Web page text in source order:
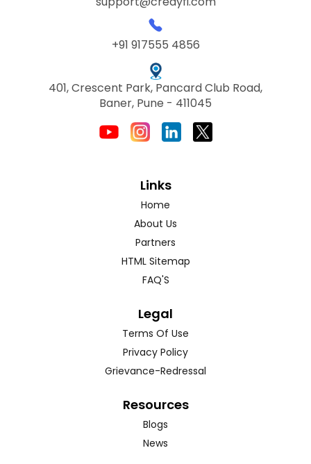
+91 917555 4856
401, Crescent Park, Pancard Club Road,
Baner, Pune - 411045
Links
Home
About Us
Partners
HTML Sitemap
FAQ'S
Legal
Terms Of Use
Privacy Policy
Grievance-Redressal
Resources
Blogs
News